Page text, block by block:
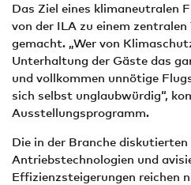
Das Ziel eines klimaneutralen
von der ILA zu einem zentralen
gemacht. „Wer von
Unterhaltung der Gäste das
und vollkommen unnötige
sich selbst unglaubwürdig“,
Ausstellungsprogramm.
Die in der Branche diskutierten
Antriebstechnologien und
Effizienzsteigerungen reichen